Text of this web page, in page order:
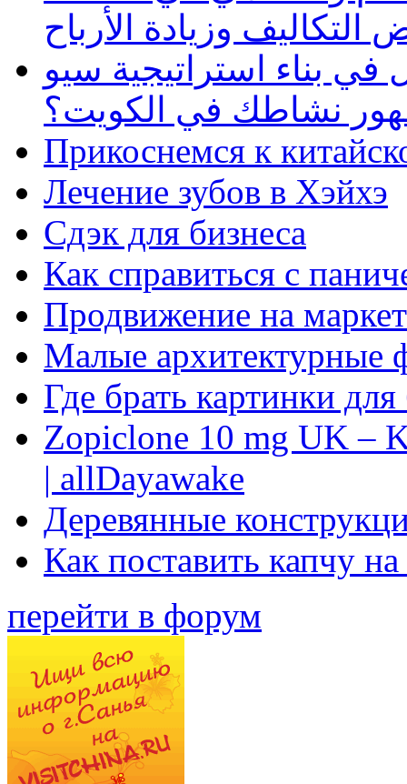
وزيادة الأرباح
بناء استراتيجية سيو
نشاطك في الكويت؟
Прикоснемся к
Лечение зубов в Хэйхэ
Сдэк для бизнеса
Как справиться с
Продвижение на
Малые архитектурные
Где брать картинки
Zopiclone 10 mg UK –
| allDayawake
Деревянные
Как поставить капчу
перейти в форум